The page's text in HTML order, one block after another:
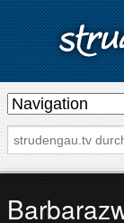
s
t
r
u
d